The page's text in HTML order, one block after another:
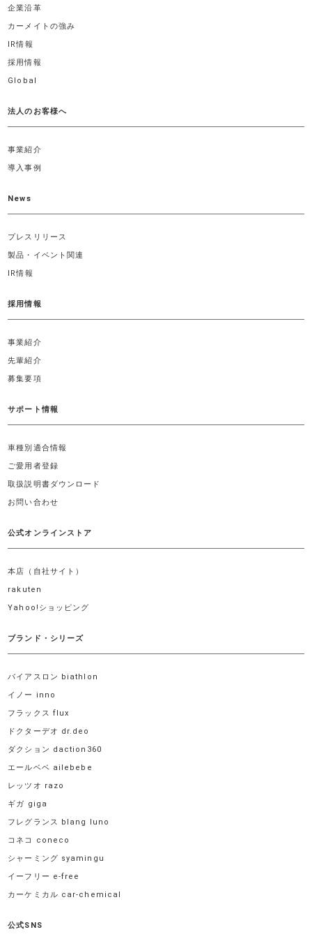
企業沿革
カーメイトの強み
IR情報
採用情報
Global
法人のお客様へ
事業紹介
導入事例
News
プレスリリース
製品・イベント関連
IR情報
採用情報
事業紹介
先輩紹介
募集要項
サポート情報
車種別適合情報
ご愛用者登録
取扱説明書ダウンロード
お問い合わせ
公式オンラインストア
本店（自社サイト）
rakuten
Yahoo!ショッピング
ブランド・シリーズ
バイアスロン biathlon
イノー inno
フラックス flux
ドクターデオ dr.deo
ダクション daction360
エールベベ ailebebe
レッツオ razo
ギガ giga
フレグランス blang luno
コネコ coneco
シャーミング syamingu
イーフリー e-free
カーケミカル car-chemical
公式SNS